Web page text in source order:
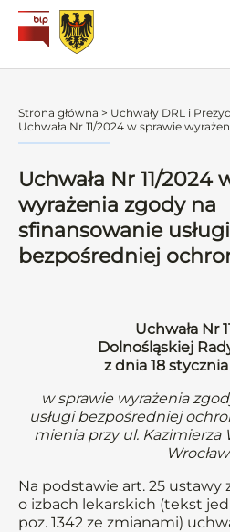
Strona główna > Uchwały DRL i
Uchwała Nr 11/2024 w sprawie
Uchwała Nr 11/2024
wyrażenia zgody na
sfinansowanie usługi
bezpośredniej
Uchwała Nr
Dolnośląskiej
z dnia 18
w sprawie wyrażenia
usługi bezpośredniej
mienia przy ul. Kazimierza
Na podstawie art. 25 ustawy
o izbach lekarskich (tekst
poz. 1342 ze zmianami)